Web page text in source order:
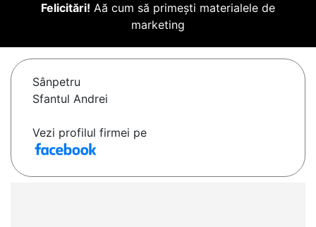
Felicitări! Aă cum să primești materialele de
marketing
Sânpetru
Sfantul Andrei
Vezi profilul firmei pe